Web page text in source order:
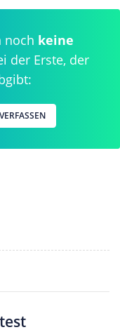
noch keine
der Erste, der